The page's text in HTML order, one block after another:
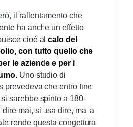
il rallentamento che
ha anche un effetto
cioè al calo del
con tutto quello che
le aziende e per i
Uno studio di
prevedeva che entro fine
sarebbe spinto a 180-
dire mai, si usa dire, ma la
rende questa congettura